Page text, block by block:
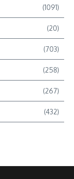
(1091)
(20)
(703)
(258)
(267)
(432)